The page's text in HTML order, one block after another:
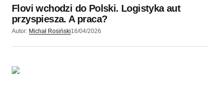
Flovi wchodzi do Polski. Logistyka aut
przyspiesza. A praca?
Autor: Michał Rosiński16/04/2026